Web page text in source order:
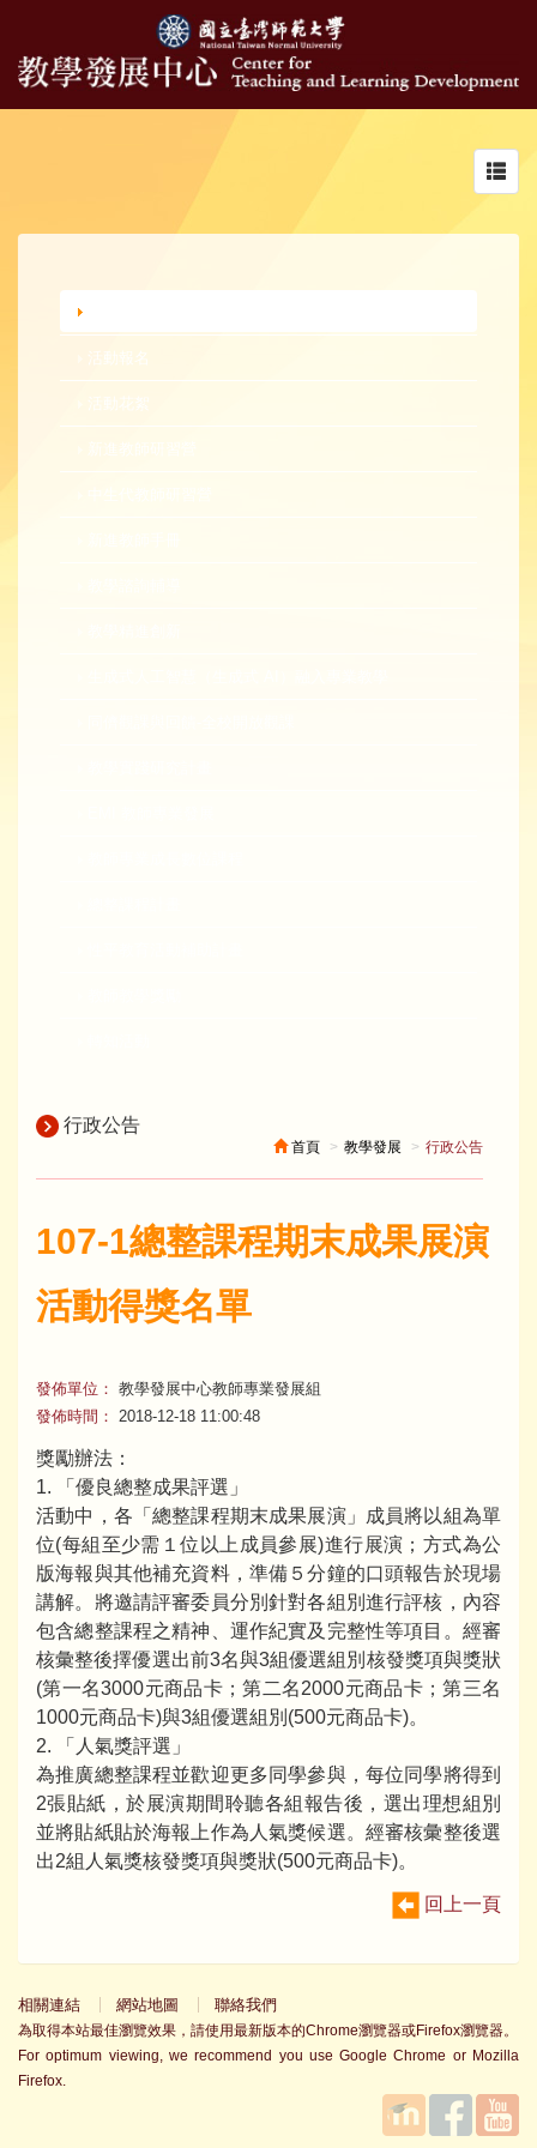
活動報名
活動花絮
新進教師研習營
行政公告
首頁 教學發展 行政公告
107-1總整課程期末成果展演
活動得獎名單
發佈單位： 教學發展中心教師專業發展組
發佈時間：
2018-12-18 11:00:48
獎勵辦法：
1. 「優良總整成果評選」
活動中，各「總整課程期末成果展演」成員將以組為單
位(每組至少需１位以上成員參展)進行展演；方式為公
版海報與其他補充資料，準備５分鐘的口頭報告於現場
講解。將邀請評審委員分別針對各組別進行評核，內容
包含總整課程之精神、運作紀實及完整性等項目。經審
核彙整後擇優選出前3名與3組優選組別核發獎項與獎狀
(第一名3000元商品卡；第二名2000元商品卡；第三名
1000元商品卡)與3組優選組別(500元商品卡)。
2. 「人氣獎評選」
為推廣總整課程並歡迎更多同學參與，每位同學將得到
2張貼紙，於展演期間聆聽各組報告後，選出理想組別
並將貼紙貼於海報上作為人氣獎候選。經審核彙整後選
出2組人氣獎核發獎項與獎狀(500元商品卡)。
回上一頁
相關連結 網站地圖 聯絡我們
為取得本站最佳瀏覽效果，請使用最新版本的Chrome瀏覽器或Firefox瀏覽器。
For optimum viewing, we recommend you use Google Chrome or Mozilla
Firefox.